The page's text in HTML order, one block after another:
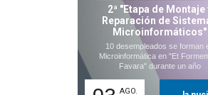
2ª "Etapa de Montaje
Reparación de
Microinformáticos"
10 desempleados se forman
Microinformática en "Et
Favara" durante un año
AGO.